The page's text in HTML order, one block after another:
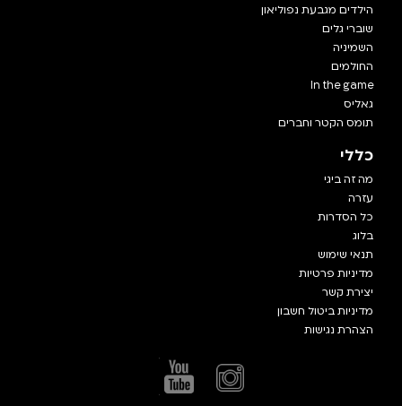
הילדים מגבעת נפוליאון
שוברי גלים
השמיניה
החולמים
In the game
גאליס
תומס הקטר וחברים
כללי
מה זה ביגי
עזרה
כל הסדרות
בלוג
תנאי שימוש
מדיניות פרטיות
יצירת קשר
מדיניות ביטול חשבון
הצהרת נגישות